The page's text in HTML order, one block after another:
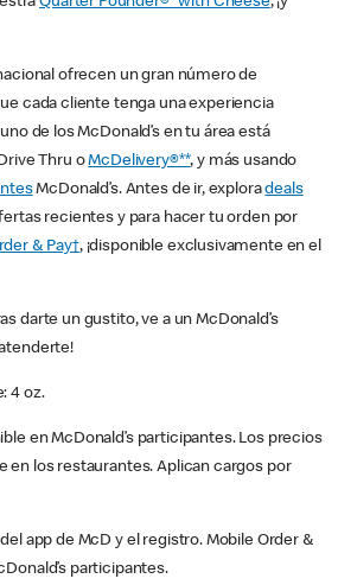
ofrecen un gran número de
cada cliente tenga una experiencia
de los McDonald’s en tu área está
Thru oMcDelivery®**, y más usando
McDonald’s. Antes de ir, exploradeals
recientes y para hacer tu orden por
& Pay†, ¡disponible exclusivamente en el
darte un gustito, ve a un McDonald’s
4 oz.
en McDonald’s participantes. Los precios
en los restaurantes. Aplican cargos por
app de McD y el registro. Mobile Order &
participantes.